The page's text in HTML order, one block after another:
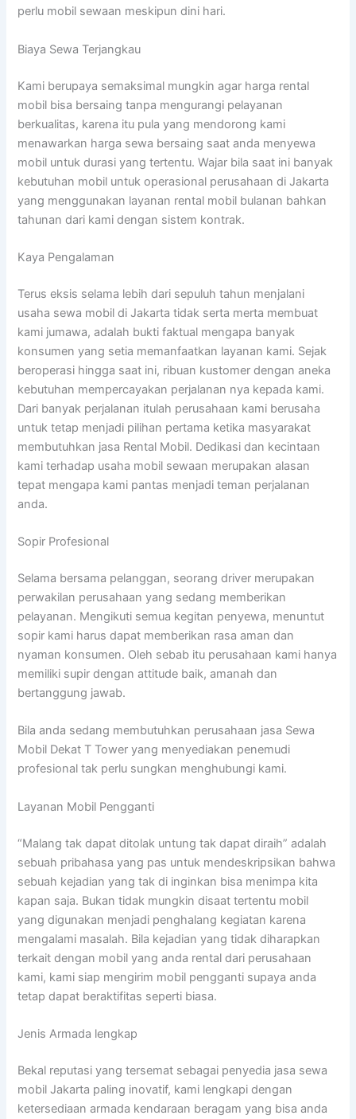
perlu mobil sewaan meskipun dini hari.
Biaya Sewa Terjangkau
Kami berupaya semaksimal mungkin agar harga rental
mobil bisa bersaing tanpa mengurangi pelayanan
berkualitas, karena itu pula yang mendorong kami
menawarkan harga sewa bersaing saat anda menyewa
mobil untuk durasi yang tertentu. Wajar bila saat ini banyak
kebutuhan mobil untuk operasional perusahaan di Jakarta
yang menggunakan layanan rental mobil bulanan bahkan
tahunan dari kami dengan sistem kontrak.
Kaya Pengalaman
Terus eksis selama lebih dari sepuluh tahun menjalani
usaha sewa mobil di Jakarta tidak serta merta membuat
kami jumawa, adalah bukti faktual mengapa banyak
konsumen yang setia memanfaatkan layanan kami. Sejak
beroperasi hingga saat ini, ribuan kustomer dengan aneka
kebutuhan mempercayakan perjalanan nya kepada kami.
Dari banyak perjalanan itulah perusahaan kami berusaha
untuk tetap menjadi pilihan pertama ketika masyarakat
membutuhkan jasa Rental Mobil. Dedikasi dan kecintaan
kami terhadap usaha mobil sewaan merupakan alasan
tepat mengapa kami pantas menjadi teman perjalanan
anda.
Sopir Profesional
Selama bersama pelanggan, seorang driver merupakan
perwakilan perusahaan yang sedang memberikan
pelayanan. Mengikuti semua kegitan penyewa, menuntut
sopir kami harus dapat memberikan rasa aman dan
nyaman konsumen. Oleh sebab itu perusahaan kami hanya
memiliki supir dengan attitude baik, amanah dan
bertanggung jawab.
Bila anda sedang membutuhkan perusahaan jasa Sewa
Mobil Dekat T Tower yang menyediakan penemudi
profesional tak perlu sungkan menghubungi kami.
Layanan Mobil Pengganti
“Malang tak dapat ditolak untung tak dapat diraih” adalah
sebuah pribahasa yang pas untuk mendeskripsikan bahwa
sebuah kejadian yang tak di inginkan bisa menimpa kita
kapan saja. Bukan tidak mungkin disaat tertentu mobil
yang digunakan menjadi penghalang kegiatan karena
mengalami masalah. Bila kejadian yang tidak diharapkan
terkait dengan mobil yang anda rental dari perusahaan
kami, kami siap mengirim mobil pengganti supaya anda
tetap dapat beraktifitas seperti biasa.
Jenis Armada lengkap
Bekal reputasi yang tersemat sebagai penyedia jasa sewa
mobil Jakarta paling inovatif, kami lengkapi dengan
ketersediaan armada kendaraan beragam yang bisa anda